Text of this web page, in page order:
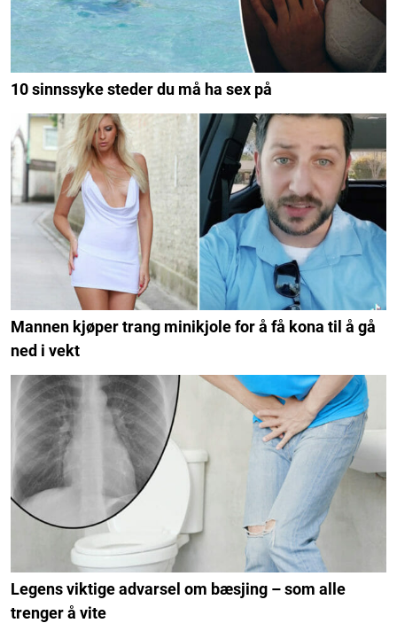
10 sinnssyke steder du må ha sex på
Mannen kjøper trang minikjole for å få kona til å gå
ned i vekt
Legens viktige advarsel om bæsjing – som alle
trenger å vite